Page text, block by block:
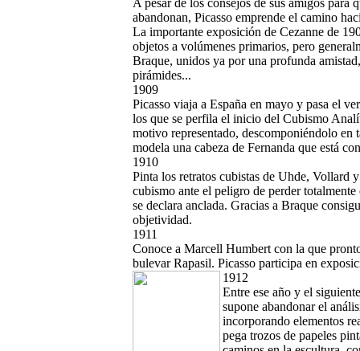
A pesar de los consejos de sus amigos para
abandonan, Picasso emprende el camino
La importante exposición de Cezanne de
objetos a volúmenes primarios, pero
Braque, unidos ya por una profunda
pirámides...
1909
Picasso viaja a España en mayo y pasa el
los que se perfila el inicio del Cubismo
motivo representado, descomponiéndolo en
modela una cabeza de Fernanda que está
1910
Pinta los retratos cubistas de Uhde, Vollard
cubismo ante el peligro de perder
se declara anclada. Gracias a Braque
objetividad.
1911
Conoce a Marcell Humbert con la que
bulevar Rapasil. Picasso participa en
1912
Entre ese año y el
supone abandonar el
incorporando elementos
pega trozos de papeles